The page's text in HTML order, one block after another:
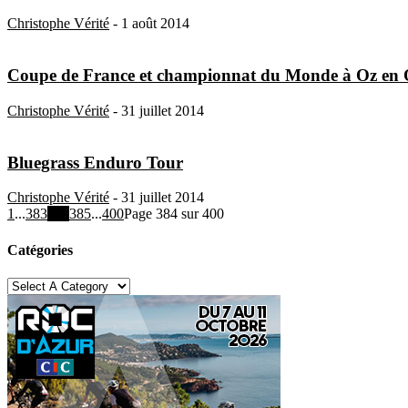
Christophe Vérité - 1 août 2014
Coupe de France et championnat du Monde à Oz en
Christophe Vérité - 31 juillet 2014
Bluegrass Enduro Tour
Christophe Vérité - 31 juillet 2014
1 ...383 385...400Page 384 sur 400
Catégories